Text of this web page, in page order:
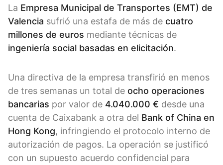
La Empresa Municipal de Transportes (EMT) de
Valencia sufrió una estafa de más de cuatro
millones de euros mediante técnicas de
ingeniería social basadas en elicitación.
Una directiva de la empresa transfirió en menos
de tres semanas un total de ocho operaciones
bancarias por valor de 4.040.000 € desde una
cuenta de Caixabank a otra del Bank of China en
Hong Kong, infringiendo el protocolo interno de
autorización de pagos. La operación se justificó
con un supuesto acuerdo confidencial para